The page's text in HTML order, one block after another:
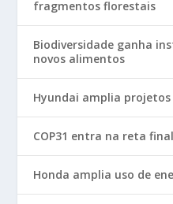
fragmentos florestais
Biodiversidade ganha
novos alimentos
Hyundai amplia
COP31 entra na reta final
Honda amplia uso de